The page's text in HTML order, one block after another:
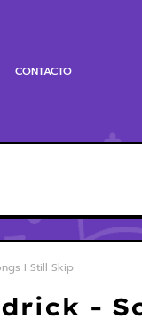
CONTACTO
I Still Skip
-